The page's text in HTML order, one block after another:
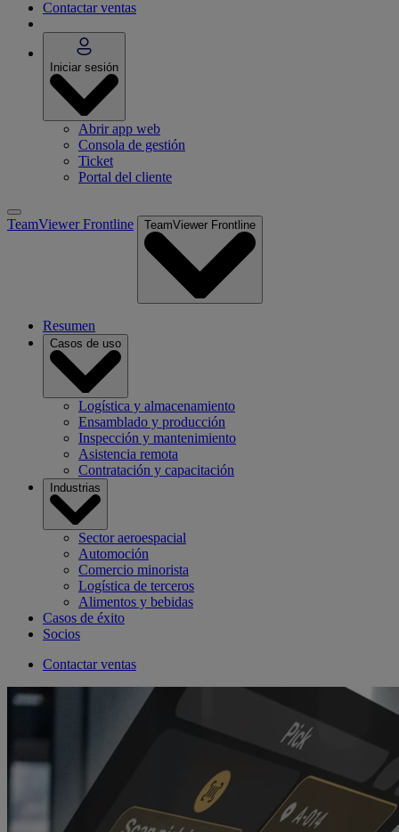
Contactar ventas
Iniciar sesión
Abrir app web
Consola de gestión
Ticket
Portal del cliente
TeamViewer Frontline TeamViewer Frontline
Resumen
Casos de uso
Logística y almacenamiento
Ensamblado y producción
Inspección y mantenimiento
Asistencia remota
Contratación y capacitación
Industrias
Sector aeroespacial
Automoción
Comercio minorista
Logística de terceros
Alimentos y bebidas
Casos de éxito
Socios
Contactar ventas